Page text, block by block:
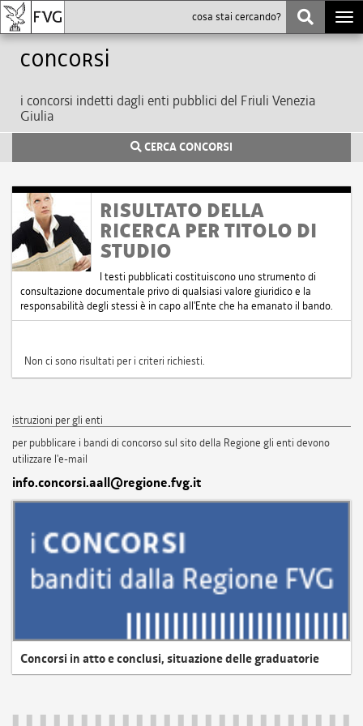
Concorsi
i concorsi indetti dagli enti pubblici del Friuli Venezia
Giulia
CERCA CONCORSI
RISULTATO DELLA
RICERCA PER TITOLO DI
STUDIO
I testi pubblicati costituiscono uno strumento di
consultazione documentale privo di qualsiasi valore giuridico e la
responsabilità degli stessi è in capo all'Ente che ha emanato il bando.
Non ci sono risultati per i criteri richiesti.
istruzioni per gli enti
per pubblicare i bandi di concorso sul sito della Regione gli enti devono
utilizzare l'e-mail
info.concorsi.aall@regione.fvg.it
Concorsi in atto e conclusi, situazione delle graduatorie